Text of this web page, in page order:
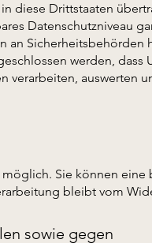
diese Drittstaaten
Datenschutzniveau
Sicherheitsbehörden
werden, dass
verarbeiten, auswerten
Sie können
bleibt vom
sowie gegen